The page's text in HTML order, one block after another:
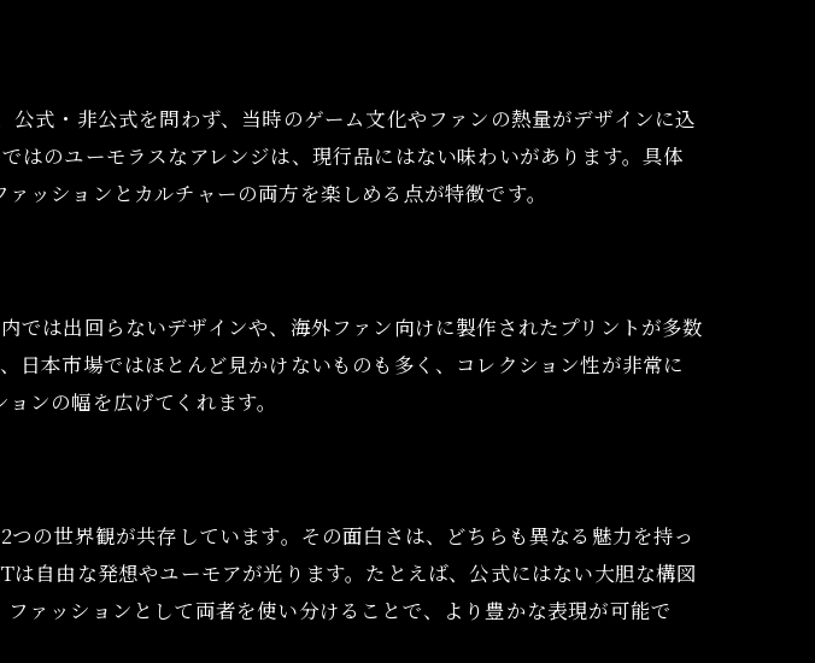
ニメTの選び方ガイド
掘り出し物を探す楽しみ
で差がつく着こなし術
ジアニメT活用術
メTシャツの着こなし術
デで差をつける方法
ツで旬コーデを実現
たストリートスタイル
性的なおしゃれを楽しむ
騰するのか
式・非公式を問わず、当時のゲーム文化やファンの熱量がデザインに込
はのユーモラスなアレンジは、現行品にはない味わいがあります。具体
ッションとカルチャーの両方を楽しめる点が特徴です。
は出回らないデザインや、海外ファン向けに製作されたプリントが多数
本市場ではほとんど見かけないものも多く、コレクション性が非常に
ンの幅を広げてくれます。
の世界観が共存しています。その面白さは、どちらも異なる魅力を持っ
自由な発想やユーモアが光ります。たとえば、公式にはない大胆な構図
ァッションとして両者を使い分けることで、より豊かな表現が可能で